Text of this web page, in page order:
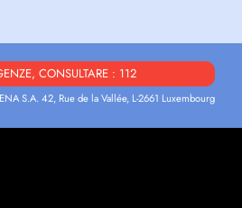
CONSULTARE : 112
S.A. 42, Rue de la Vallée, L-2661 Luxembourg